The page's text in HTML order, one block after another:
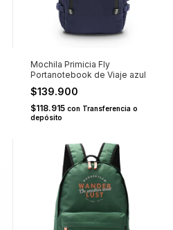
Mochila Primicia Fly
Portanotebook de Viaje azul
$139.900
$118.915 con Transferencia o
depósito